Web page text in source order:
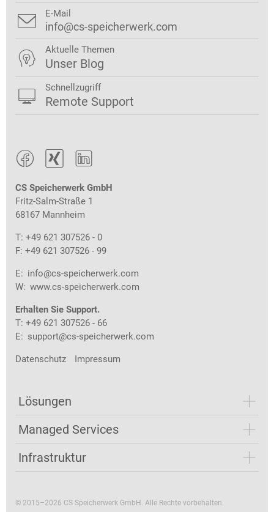
  
CS Speicherwerk GmbH
Fritz-Salm-Straße 1
68167 Mannheim
T: +49 621 307526 - 0
F: +49 621 307526 - 99
E: info@cs-speicherwerk.com
W: www.cs-speicherwerk.com
Erhalten Sie Support.
T: +49 621 307526 - 66
E: support@cs-speicherwerk.com
Datenschutz Impressum
Lösungen
Managed Services
Infrastruktur
 E-Mail
info@cs-speicherwerk.com
 Aktuelle Themen
Unser Blog
 Schnellzugriff
Remote Support
© 2015–2026 CS Speicherwerk GmbH. Alle Rechte vorbehalten.